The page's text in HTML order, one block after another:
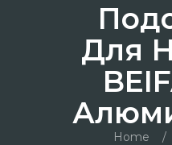
Для
Home /